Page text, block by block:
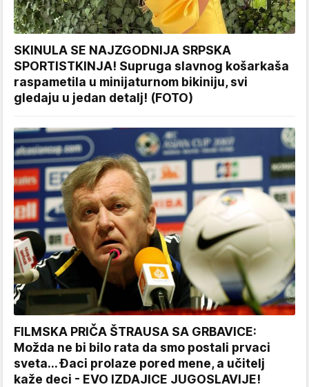
SKINULA SE NAJZGODNIJA SRPSKA
SPORTISTKINJA! Supruga slavnog košarkaša
raspametila u minijaturnom bikiniju, svi
gledaju u jedan detalj! (FOTO)
FILMSKA PRIČA ŠTRAUSA SA GRBAVICE:
Možda ne bi bilo rata da smo postali prvaci
sveta... Đaci prolaze pored mene, a učitelj
kaže deci - EVO IZDAJICE JUGOSLAVIJE!